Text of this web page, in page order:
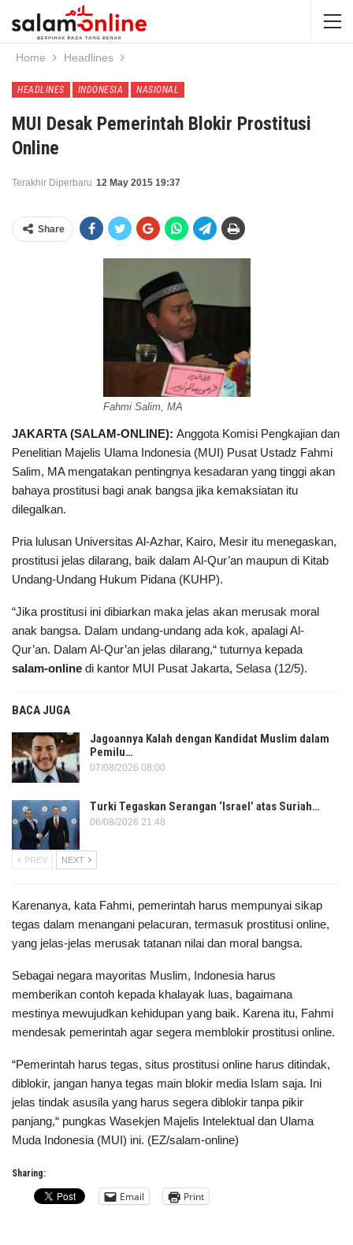
Home Headlines
HEADLINES INDONESIA NASIONAL
MUI Desak Pemerintah Blokir Prostitusi
Online
Terakhir Diperbaru 12 May 2015 19:37
Share
Fahmi Salim, MA
JAKARTA (SALAM-ONLINE): Anggota Komisi Pengkajian dan
Penelitian Majelis Ulama Indonesia (MUI) Pusat Ustadz Fahmi
Salim, MA mengatakan pentingnya kesadaran yang tinggi akan
bahaya prostitusi bagi anak bangsa jika kemaksiatan itu
dilegalkan.
Pria lulusan Universitas Al-Azhar, Kairo, Mesir itu menegaskan,
prostitusi jelas dilarang, baik dalam Al-Qur’an maupun di Kitab
Undang-Undang Hukum Pidana (KUHP).
“Jika prostitusi ini dibiarkan maka jelas akan merusak moral
anak bangsa. Dalam undang-undang ada kok, apalagi Al-
Qur’an. Dalam Al-Qur’an jelas dilarang,“ tuturnya kepada
salam-online di kantor MUI Pusat Jakarta, Selasa (12/5).
BACA JUGA
Jagoannya Kalah dengan Kandidat Muslim dalam
Pemilu…
07/08/2026 08:00
Turki Tegaskan Serangan ‘Israel’ atas Suriah…
06/08/2026 21:48
PREV NEXT
Karenanya, kata Fahmi, pemerintah harus mempunyai sikap
tegas dalam menangani pelacuran, termasuk prostitusi online,
yang jelas-jelas merusak tatanan nilai dan moral bangsa.
Sebagai negara mayoritas Muslim, Indonesia harus
memberikan contoh kepada khalayak luas, bagaimana
mestinya mewujudkan kehidupan yang baik. Karena itu, Fahmi
mendesak pemerintah agar segera memblokir prostitusi online.
“Pemerintah harus tegas, situs prostitusi online harus ditindak,
diblokir, jangan hanya tegas main blokir media Islam saja. Ini
jelas tindak asusila yang harus segera diblokir tanpa pikir
panjang,“ pungkas Wasekjen Majelis Intelektual dan Ulama
Muda Indonesia (MUI) ini. (EZ/salam-online)
Sharing:
Email Print